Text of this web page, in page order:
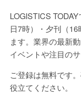
LOGISTICS
日7時）・夕刊（
ます。業界の最新
イベントや注目の
ご登録は無料です
役立てください。